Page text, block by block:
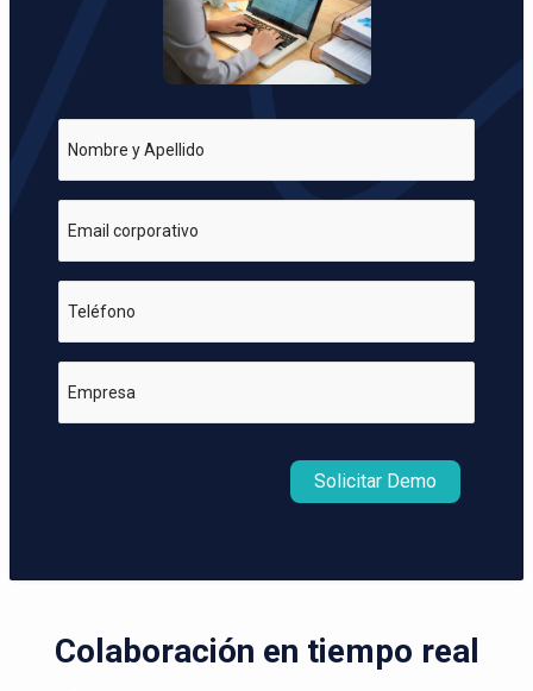
Nombre y Apellido
Email corporativo
Teléfono
Empresa
Solicitar Demo
Colaboración en tiempo real